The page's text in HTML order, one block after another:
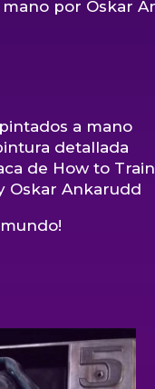
por Oskar
a mano
detallada
de How to
Oskar Ankarudd